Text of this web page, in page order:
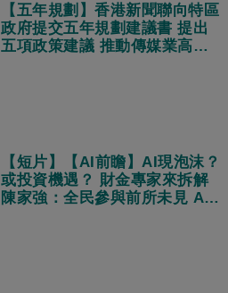
【五年規劃】香港新聞聯向特區
政府提交五年規劃建議書 提出
五項政策建議 推動傳媒業高質
【短片】【AI前瞻】AI現泡沫？
或投資機遇？ 財金專家來拆解
陳家強：全民參與前所未見 AI